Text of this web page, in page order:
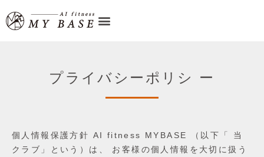
プライバシーポリシ ー
個⼈情報保護⽅針 AI fitness MYBASE （以下「 当
クラブ」という）は、 お客様の個⼈情報を⼤切に扱う